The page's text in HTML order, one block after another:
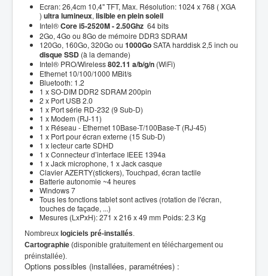
Ecran: 26,4cm 10,4" TFT, Max. Résolution: 1024 x 768 ( XGA
) ultra lumineux, lisible en plein soleil
Intel®Core i5-2520M - 2.50Ghz 64 bits
2Go, 4Go ou 8Go de mémoire DDR3 SDRAM
120Go, 160Go, 320Go ou 1000GoSATA harddisk 2,5 inch ou
disque SSD (à la demande)
Intel® PRO/Wireless802.11 a/b/g/n (WiFi)
Ethernet 10/100/1000 MBit/s
Bluetooth: 1.2
1 x SO-DIM DDR2 SDRAM 200pin
2 x Port USB 2.0
1 x Port série RD-232 (9 Sub-D)
1 x Modem (RJ-11)
1 x Réseau - Ethernet 10Base-T/100Base-T (RJ-45)
1 x Port pour écran externe (15 Sub-D)
1 x lecteur carte SDHD
1 x Connecteur d’interface IEEE 1394a
1 x Jack microphone, 1 x Jack casque
Clavier AZERTY(stickers), Touchpad, écran tactile
Batterie autonomie ~4 heures
Windows 7
Tous les fonctions tablet sont actives (rotation de l'écran,
touches de façade, ...)
Mesures (LxPxH): 271 x 216 x 49 mm Poids: 2.3 Kg
Nombreux logiciels pré-installés
Cartographie (disponible gratuitement en téléchargement ou
préinstallée).
Options possibles (installées, paramétrées) :